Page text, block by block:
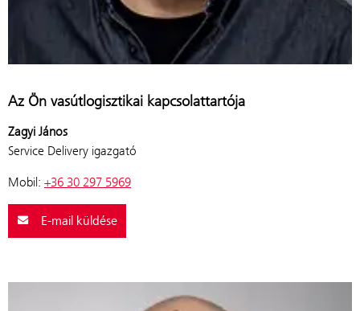
Az Ön vasútlogisztikai kapcsolattartója
Zagyi János
Service Delivery igazgató
Mobil: +36 30 297 5969
E-mail küldése